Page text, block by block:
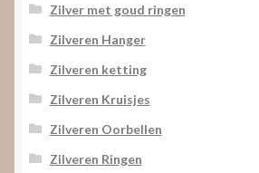
Zilver met goud ringen
Zilveren Hanger
Zilveren ketting
Zilveren Kruisjes
Zilveren Oorbellen
Zilveren Ringen